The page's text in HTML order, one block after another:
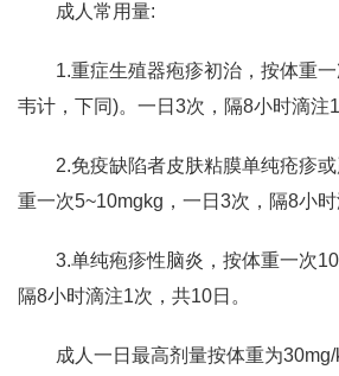
成人常用量:
1.重症生殖器疱疹初治，按体重
韦计，下同)。一日3次，隔8小时滴注1
2.免疫缺陷者皮肤粘膜单纯疮疹
重一次5~10mgkg，一日3次，隔8小时
3.单纯疱疹性脑炎，按体重一次
隔8小时滴注1次，共10日。
成人一日最高剂量按体重为